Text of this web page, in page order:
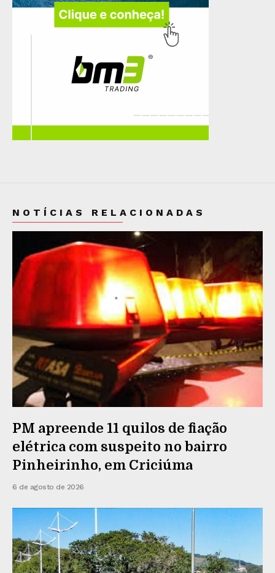
NOTÍCIAS RELACIONADAS
PM apreende 11 quilos de fiação
elétrica com suspeito no bairro
Pinheirinho, em Criciúma
6 de agosto de 2026